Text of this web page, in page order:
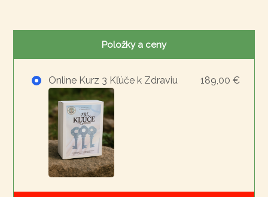
Položky a ceny
Online Kurz 3 Kľúče k Zdraviu 189,00 €